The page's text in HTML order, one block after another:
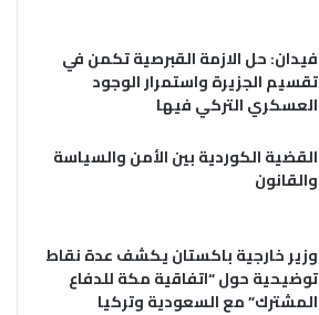
فيدان: حل الازمة القبرصية تكمن في
تقسيم الجزيرة واستمرار الوجود
العسكري التركي فيها
القضية الكوردية بين الأمن والسياسة
والقانون
وزير خارجية باكستان يكشف عدة نقاط
توضيحية حول “اتفاقية مكة للدفاع
المشترك” مع السعودية وتركيا